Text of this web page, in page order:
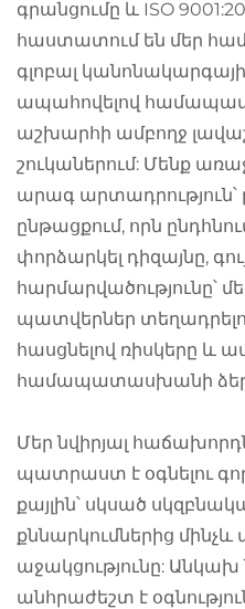
գրանցումը և ISO
հաստատում են մեր
գլոբալ
ապահովելով
աշխարհի ամբողջ
շուկաներում: Մենք
արագ արտադրություն՝
ընթացքում, որն
փորձարկել դիզայնը,
հարմարվածությունը՝
պատվերներ
հասցնելով ռիսկերը և
համապատասխանի ձեր
Մեր նվիրյալ
պատրաստ է օգնելու
քայլին՝ սկսած
քննարկումներից
աջակցությունը: Անկախ
անհրաժեշտ է